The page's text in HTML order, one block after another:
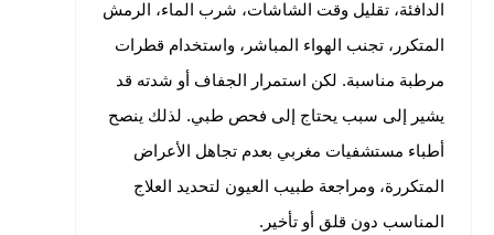
الدافئة، تقليل وقت الشاشات، شرب الماء، الرمش
المتكرر، تجنب الهواء المباشر، واستخدام قطرات
مرطبة مناسبة. لكن استمرار الجفاف أو شدته قد
يشير إلى سبب يحتاج إلى فحص طبي. لذلك ينصح
أطباء مستشفيات مغربي بعدم تجاهل الأعراض
المتكررة، ومراجعة طبيب العيون لتحديد العلاج
المناسب دون قلق أو تأخير.